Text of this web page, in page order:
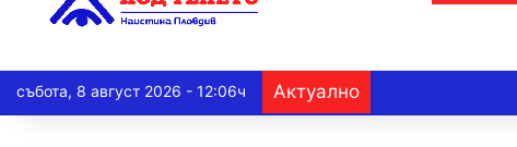
събота, 8 август 2026 - 12:06ч Актуално